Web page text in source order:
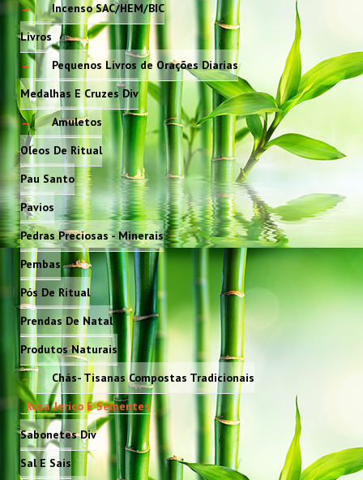
Incenso SAC/HEM/BIC
Livros
Pequenos Livros de Orações Diarias
Medalhas E Cruzes Div
Amuletos
Oleos De Ritual
Pau Santo
Pavios
Pedras Preciosas - Minerais
Pembas
Pós De Ritual
Prendas De Natal
Produtos Naturais
Chás- Tisanas Compostas Tradicionais
Rosa Jerico E Sementes
Sabonetes Div
Sal E Sais